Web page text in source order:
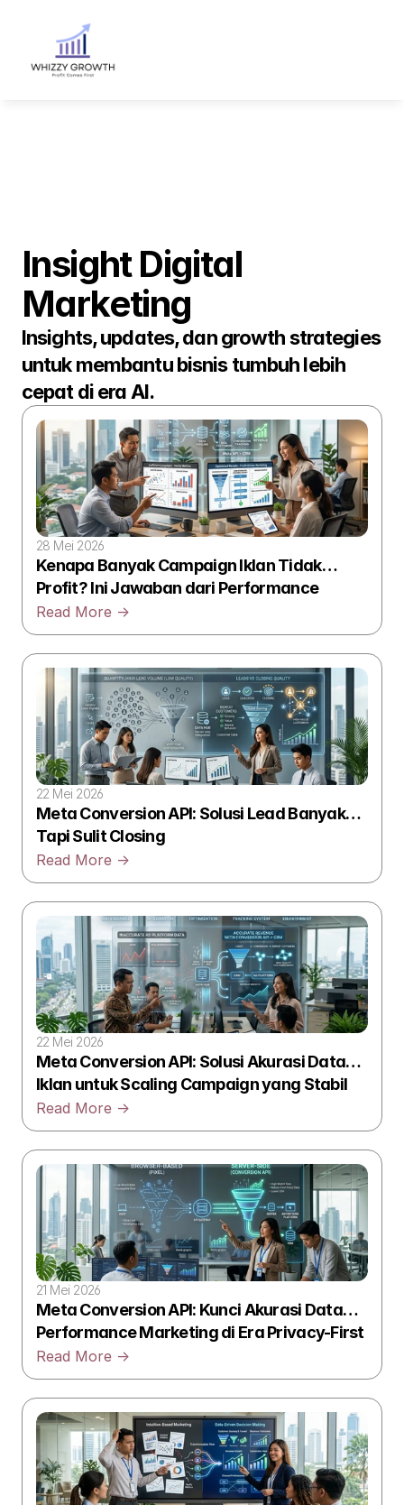
Insight Digital
Marketing
Insights, updates, dan growth strategies
untuk membantu bisnis tumbuh lebih
cepat di era AI.
28 Mei 2026
Kenapa Banyak Campaign Iklan Tidak
Profit? Ini Jawaban dari Performance
Marketing Agency
Read More ->
22 Mei 2026
Meta Conversion API: Solusi Lead Banyak
Tapi Sulit Closing
Read More ->
22 Mei 2026
Meta Conversion API: Solusi Akurasi Data
Iklan untuk Scaling Campaign yang Stabil
Read More ->
21 Mei 2026
Meta Conversion API: Kunci Akurasi Data
Performance Marketing di Era Privacy-First
Read More ->